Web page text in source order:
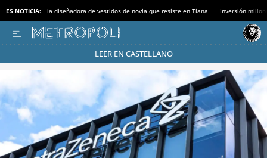
ES NOTICIA: la diseñadora de vestidos de novia que resiste en Tiana Inversión
LEER EN CASTELLANO
Pásate al MODO AHORRO